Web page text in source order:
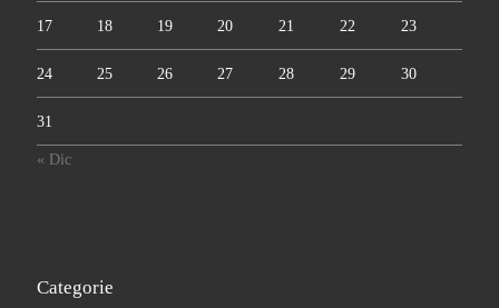
17 18 19 20 21 22 23
24 25 26 27 28 29 30
31
« Dic
Categorie